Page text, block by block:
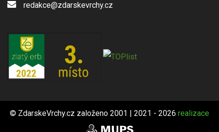
redakce@zdarskevrchy.cz
© ZdarskeVrchy.cz založeno 2001 | 2021 - 2026 realizace